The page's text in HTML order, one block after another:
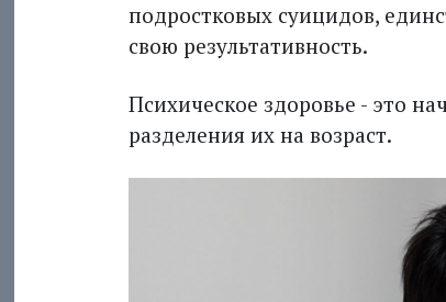
подростковых суицидов,
свою результативность.
Психическое здоровье - это
разделения их на возраст.